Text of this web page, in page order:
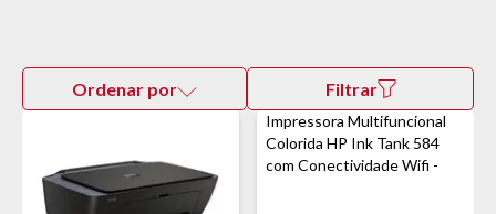
Ordenar por Filtrar
Impressora Multifuncional
Colorida HP Ink Tank 584
com Conectividade Wifi -